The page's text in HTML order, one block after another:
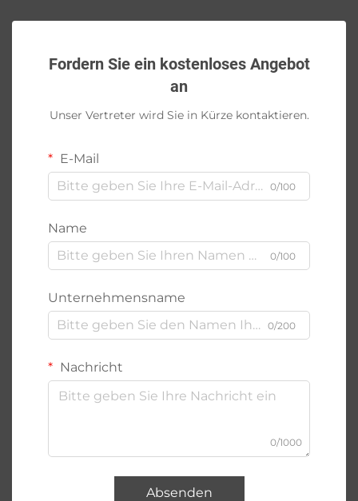
Fordern Sie ein kostenloses Angebot
an
Unser Vertreter wird Sie in Kürze kontaktieren.
E-Mail
0/100
Name
0/100
Unternehmensname
0/200
Nachricht
0/1000
Absenden